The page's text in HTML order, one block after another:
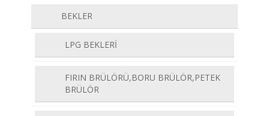
BEKLER
LPG BEKLERİ
FIRIN BRÜLÖRÜ,BORU BRÜLÖR,PETEK
BRÜLÖR